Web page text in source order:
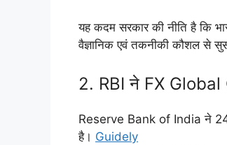
यह कदम सरकार की नीति है कि
वैज्ञानिक एवं तकनीकी कौशल से
2. RBI ने FX Global
Reserve Bank of India ने 24
है। Guidely